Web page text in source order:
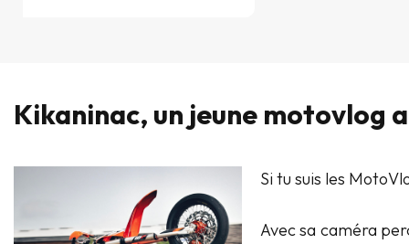
Kikaninac, un jeune motovlog
Si tu suis les
Avec sa caméra